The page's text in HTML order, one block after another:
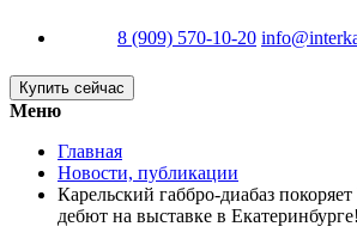
8 (909) 570-10-20
Купить сейчас
Меню
Главная
Новости, публикации
Карельский габбро-диабаз
дебют на выставке в Екатеринбурге!